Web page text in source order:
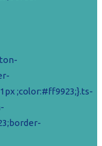
;color:#ff9923;}.ts-